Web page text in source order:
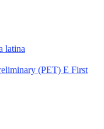
latina
(PET) E First